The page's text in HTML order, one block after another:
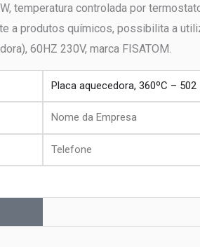
controlada por
produtos químicos, possibilita a
60HZ 230V, marca FISATOM.
produto
Nome
da
Empresa
Telefone